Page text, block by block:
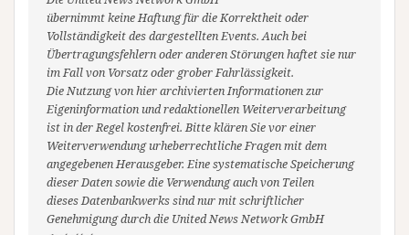
übernimmt keine Haftung für die Korrektheit oder
Vollständigkeit des dargestellten Events. Auch bei
Übertragungsfehlern oder anderen Störungen haftet sie nur
im Fall von Vorsatz oder grober Fahrlässigkeit.
Die Nutzung von hier archivierten Informationen zur
Eigeninformation und redaktionellen Weiterverarbeitung
ist in der Regel kostenfrei. Bitte klären Sie vor einer
Weiterverwendung urheberrechtliche Fragen mit dem
angegebenen Herausgeber. Eine systematische Speicherung
dieser Daten sowie die Verwendung auch von Teilen
dieses Datenbankwerks sind nur mit schriftlicher
Genehmigung durch die United News Network GmbH